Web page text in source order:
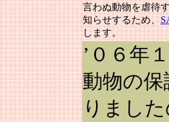
言わぬ動物を虐待
知らせするため、
します。
’０６年
動物の
りまし